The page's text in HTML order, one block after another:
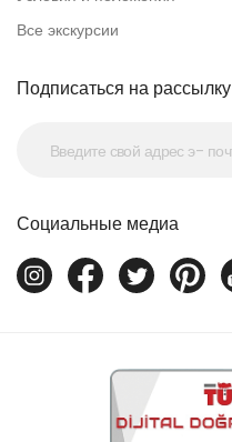
Все экскурсии
Подписаться на рассылку
Социальные медиа